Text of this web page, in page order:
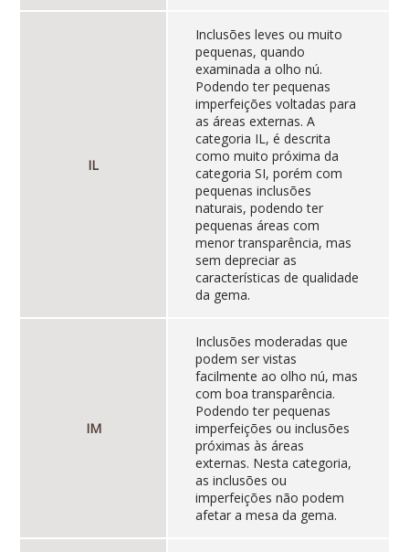
IL
Inclusões leves ou muito
pequenas, quando
examinada a olho nú.
Podendo ter pequenas
imperfeições voltadas para
as áreas externas. A
categoria IL, é descrita
como muito próxima da
categoria SI, porém com
pequenas inclusões
naturais, podendo ter
pequenas áreas com
menor transparência, mas
sem depreciar as
características de qualidade
da gema.
IM
Inclusões moderadas que
podem ser vistas
facilmente ao olho nú, mas
com boa transparência.
Podendo ter pequenas
imperfeições ou inclusões
próximas às áreas
externas. Nesta categoria,
as inclusões ou
imperfeições não podem
afetar a mesa da gema.